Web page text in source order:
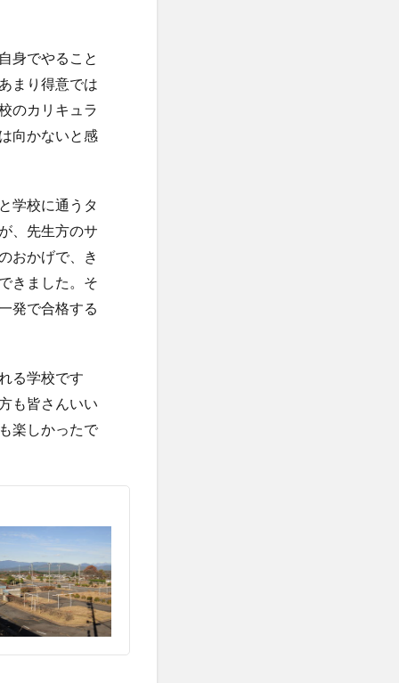
身でやること
まり得意では
のカリキュラ
向かないと感
学校に通うタ
、先生方のサ
おかげで、き
きました。そ
発で合格する
る学校です
も皆さんいい
楽しかったで